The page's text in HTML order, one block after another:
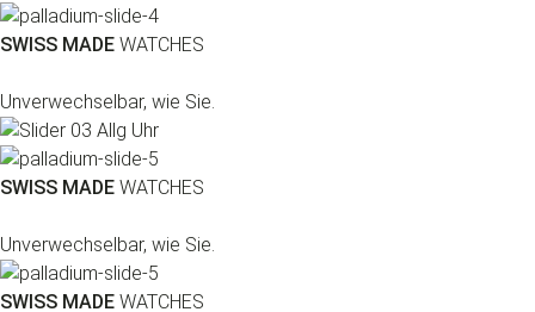
SWISS MADE WATCHES
Unverwechselbar, wie Sie.
SWISS MADE WATCHES
Unverwechselbar, wie Sie.
SWISS MADE WATCHES